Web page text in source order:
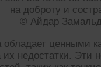
на доброту и
© Айдар
ценными
недостатки. Эти